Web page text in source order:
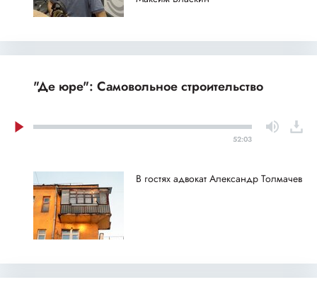
"Де юре": Самовольное строительство
52:03
В гостях адвокат Александр Толмачев